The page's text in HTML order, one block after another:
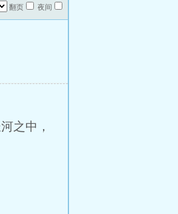
翻页 夜间
之中，